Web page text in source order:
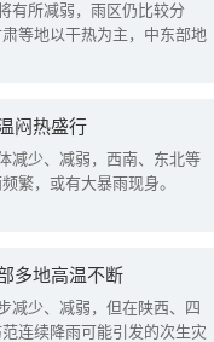
有所减弱，雨区仍比较分
等地以干热为主，中东部地
闷热盛行
减少、减弱，西南、东北等
繁，或有大暴雨现身。
多地高温不断
减少、减弱，但在陕西、四
连续降雨可能引发的次生灾